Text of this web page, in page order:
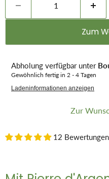
Zum
Abholung verfügbar unter
Gewöhnlich fertig in 2 - 4 Tagen
Ladeninformationen anzeigen
Zur
12 Bewertungen